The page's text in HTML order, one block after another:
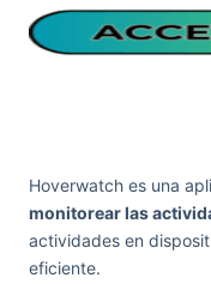
Hoverwatch es una
monitorear las
actividades en
eficiente.